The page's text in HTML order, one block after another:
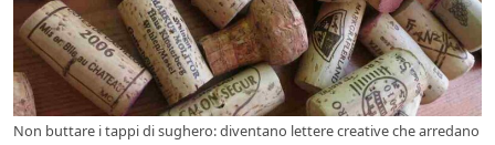
Non buttare i tappi di sughero: diventano lettere creative che arredano